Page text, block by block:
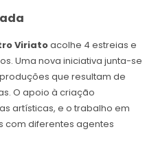
Viriatoacolhe 4 estreias e
Uma nova iniciativa junta-se
que resultam de
O apoio à criação
artísticas, e o trabalho em
com diferentes agentes